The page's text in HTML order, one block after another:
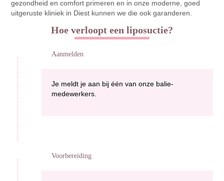
gezondheid en comfort primeren en in onze moderne, goed
uitgeruste kliniek in Diest kunnen we die ook garanderen.
Hoe verloopt een liposuctie?
Aanmelden
Je meldt je aan bij één van onze balie-
medewerkers.
Voorbereiding